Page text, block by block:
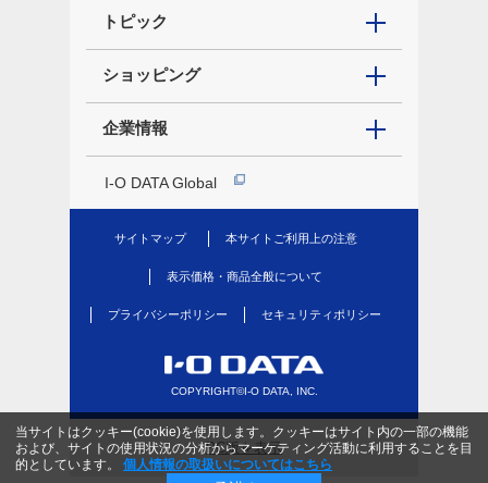
トピック
ショッピング
企業情報
I-O DATA Global
サイトマップ 本サイトご利用上の注意
表示価格・商品全般について
プライバシーポリシー セキュリティポリシー
COPYRIGHT©I-O DATA, INC.
当サイトはクッキー(cookie)を使用します。クッキーはサイト内の一部の機能
および、サイトの使用状況の分析からマーケティング活動に利用することを目
的としています。
個人情報の取扱いについてはこちら
PC版を表示